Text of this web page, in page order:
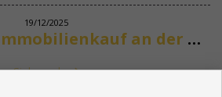
19/12/2025
Steuern beim Immobilienkauf an der Costa del Sol
Siehe mehr